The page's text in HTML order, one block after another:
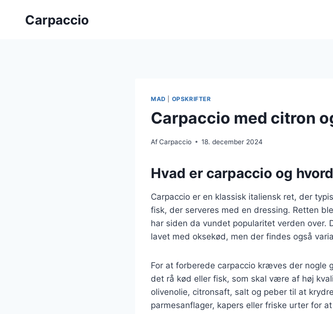
Carpaccio
MAD OPSKRIFTER
Carpaccio med citron
AfCarpaccio 18. december 2024
Hvad er carpaccio og
Carpaccio er en klassisk italiensk ret, der
fisk, der serveres med en dressing. Retten
har siden da vundet popularitet verden over.
lavet med oksekød, men der findes også
For at forberede carpaccio kræves der nogle
det rå kød eller fisk, som skal være af høj
olivenolie, citronsaft, salt og peber til at
parmesanflager, kapers eller friske urter for